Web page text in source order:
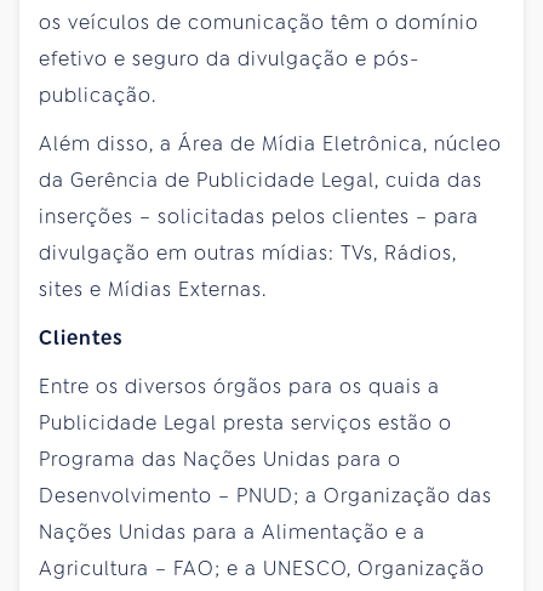
os veículos de comunicação têm o domínio
efetivo e seguro da divulgação e pós-
publicação.
Além disso, a Área de Mídia Eletrônica, núcleo
da Gerência de Publicidade Legal, cuida das
inserções – solicitadas pelos clientes – para
divulgação em outras mídias: TVs, Rádios,
sites e Mídias Externas.
Clientes
Entre os diversos órgãos para os quais a
Publicidade Legal presta serviços estão o
Programa das Nações Unidas para o
Desenvolvimento – PNUD; a Organização das
Nações Unidas para a Alimentação e a
Agricultura – FAO; e a UNESCO, Organização